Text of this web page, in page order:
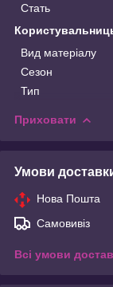
Стать
Вид матеріалу
Сезон
Тип
Приховати
Умови
Нова Пошта
Самовивіз
Всі умови